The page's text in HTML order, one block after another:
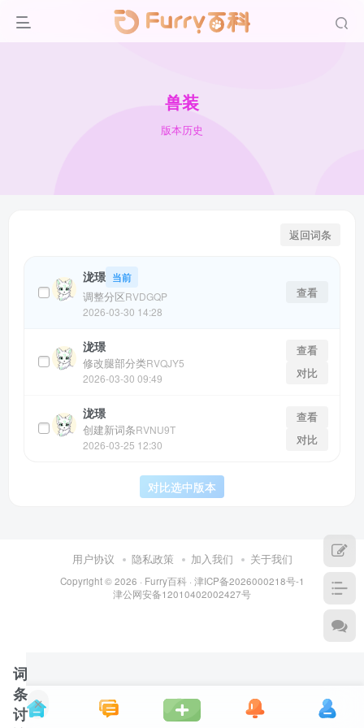
兽装
版本历史
返回词条
泷璟 当前
调整分区RVDGQP
2026-03-30 14:28
查看
泷璟
修改腿部分类RVQJY5
2026-03-30 09:49
查看
对比
泷璟
创建新词条RVNU9T
2026-03-25 12:30
查看
对比
对比选中版本
用户协议 隐私政策 加入我们 关于我们
Copyright © 2026 · Furry百科· 津ICP备2026000218号-1
津公网安备12010402002427号
词
条
讨